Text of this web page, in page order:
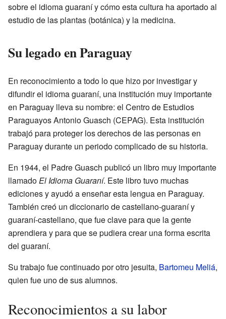
sobre el idioma guaraní y cómo esta cultura ha aportado al
estudio de las plantas (botánica) y la medicina.
Su legado en Paraguay
En reconocimiento a todo lo que hizo por investigar y
difundir el idioma guaraní, una institución muy importante
en Paraguay lleva su nombre: el Centro de Estudios
Paraguayos Antonio Guasch (CEPAG). Esta institución
trabajó para proteger los derechos de las personas en
Paraguay durante un periodo complicado de su historia.
En 1944, el Padre Guasch publicó un libro muy importante
llamado El Idioma Guaraní. Este libro tuvo muchas
ediciones y ayudó a enseñar esta lengua en Paraguay.
También creó un diccionario de castellano-guaraní y
guaraní-castellano, que fue clave para que la gente
aprendiera y para que se pudiera crear una forma escrita
del guaraní.
Su trabajo fue continuado por otro jesuita, Bartomeu Meliá,
quien fue uno de sus alumnos.
Reconocimientos a su labor